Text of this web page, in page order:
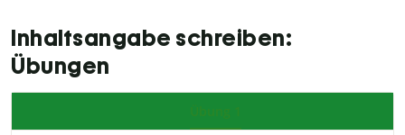
Inhaltsangabe schreiben:
Übungen